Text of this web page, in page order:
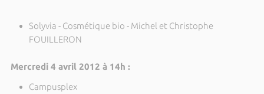
Solyvia - Cosmétique bio - Michel et Christophe
FOUILLERON
Mercredi 4 avril 2012 à 14h :
Campusplex